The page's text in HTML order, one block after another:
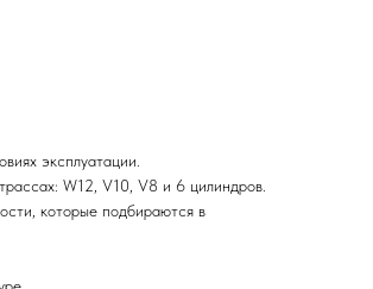
эксплуатации.
W12, V10, V8 и 6 цилиндров.
которые подбираются в